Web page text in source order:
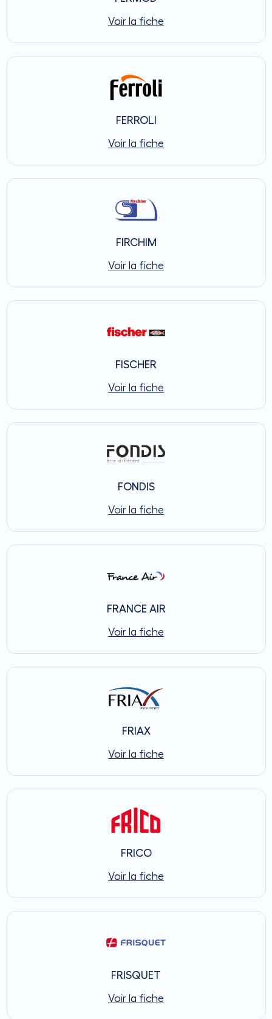
Voir la fiche
FERROLI
Voir la fiche
FIRCHIM
Voir la fiche
FISCHER
Voir la fiche
FONDIS
Voir la fiche
FRANCE AIR
Voir la fiche
FRIAX
Voir la fiche
FRICO
Voir la fiche
FRISQUET
Voir la fiche